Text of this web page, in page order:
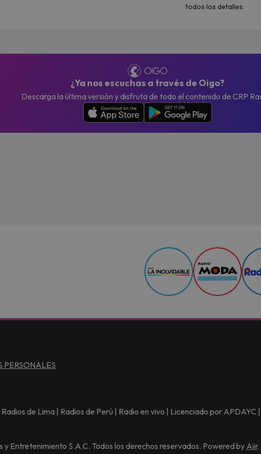
todos los detalles.
¿Ya nos escuchas a través de Oigo?
Descarga la última versión y disfruta de todo el contenido de CRP
PERSONALES
de Lima | Radios de Perú | Radio en vivo | Licenciado por
Entretenimiento S.A.C. Todos los derechos reservados. Powered by Aiir.